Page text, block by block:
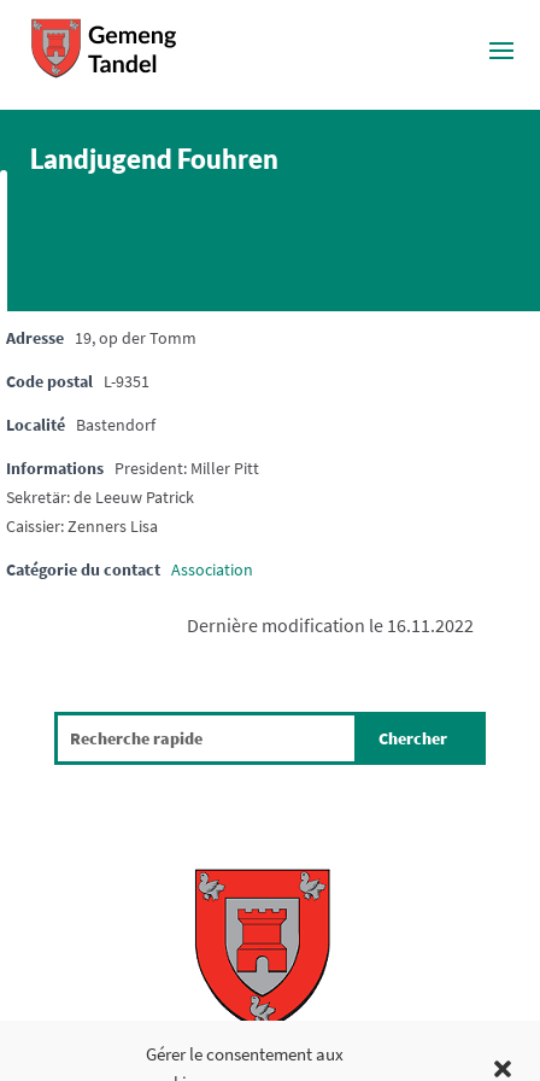
Gérer le consentement aux
Landjugend Fouhren
Adresse 19, op der Tomm
Code postal L-9351
Localité Bastendorf
Informations President: Miller Pitt
Sekretär: de Leeuw Patrick
Caissier: Zenners Lisa
Catégorie du contact Association
Dernière modification le 16.11.2022
Copyright © 2026